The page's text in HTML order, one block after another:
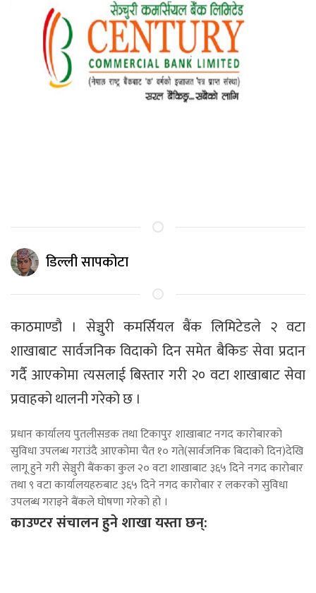
डिल्ली सापकोटा
काठमाण्डौ । सेञ्चुरी कमर्सियल बैंक लिमिटेडले २ वटा
शाखाबाट सार्वजनिक विदाको दिन समेत बैकिङ सेवा प्रदान
गर्दै आएकोमा त्यसलाई बिस्तार गरी २० वटा शाखाबाट सेवा
प्रवाहको थालनी गरेको छ ।
प्रधान कार्यालय पुतलीसडक तथा टिकापुर शाखाबाट नगद कारोबारको
सुविधा उपलब्ध गराउंदै आएकोमा चैत १० गते(सार्वजनिक बिदाको दिन)देखि
लागू हुने गरी सेञ्चुरी बैंकका कुल २० वटा शाखाबाट ३६५ दिने नगद कारोबार
तथा ९ वटा कार्यालयहरुबाट ३६५ दिने नगद कारोबार र लकरको सुविधा
उपलब्ध गराइने बैंकले घोषणा गरेको हो ।
काउण्टर संचालन हुने शाखा यस्ता छन्: